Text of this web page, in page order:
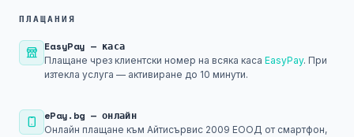
ПЛАЩАНИЯ
EasyPay — каса
Плащане чрез клиентски номер на всяка каса EasyPay. При
изтекла услуга — активиране до 10 минути.
ePay.bg — онлайн
Онлайн плащане към Айтисървис 2009 ЕООД от смартфон,